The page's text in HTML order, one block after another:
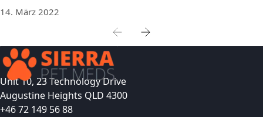
14. März 2022
Unit 10, 23 Technology Drive
Augustine Heights QLD 4300
+46 72 149 56 88